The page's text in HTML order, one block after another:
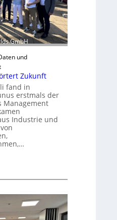
GmbH
und
Zukunft
fand in
erstmals der
Management
Industrie und